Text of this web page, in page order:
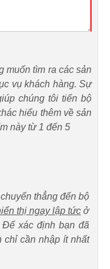
muốn tìm ra các sản
vụ khách hàng. Sự
chúng tôi tiến bộ
hiểu thêm về sản
này từ 1 đến 5
thẳng đến bộ
thị ngay lập tứcở
Để xác định bạn đã
chỉ cần nhập ít nhất